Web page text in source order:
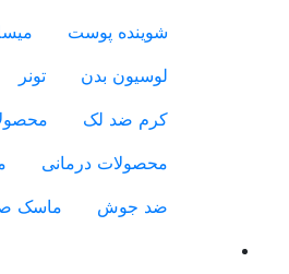
شوینده پوست
لوسیون بدن
تونر
کرم ضد لک
محصولات درمانی
ضد جوش
ماسک